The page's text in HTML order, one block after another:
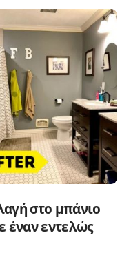
στο μπάνιο
έναν εντελώς